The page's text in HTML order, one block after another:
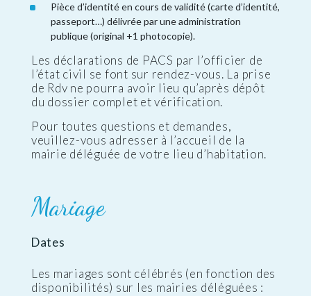
Pièce d’identité en cours de validité (carte d’identité,
passeport…) délivrée par une administration
publique (original +1 photocopie).
Les déclarations de PACS par l’officier de
l’état civil se font sur rendez-vous. La prise
de Rdv ne pourra avoir lieu qu’après dépôt
du dossier complet et vérification.
Pour toutes questions et demandes,
veuillez-vous adresser à l’accueil de la
mairie déléguée de votre lieu d’habitation.
Mariage
Dates
Les mariages sont célébrés (en fonction des
disponibilités) sur les mairies déléguées :